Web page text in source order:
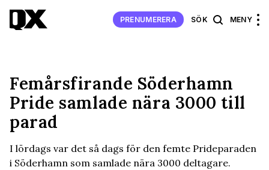
PRENUMERERA SÖK MENY
Femårsfirande Söderhamn
Pride samlade nära 3000 till
parad
I lördags var det så dags för den femte Prideparaden
i Söderhamn som samlade nära 3000 deltagare.